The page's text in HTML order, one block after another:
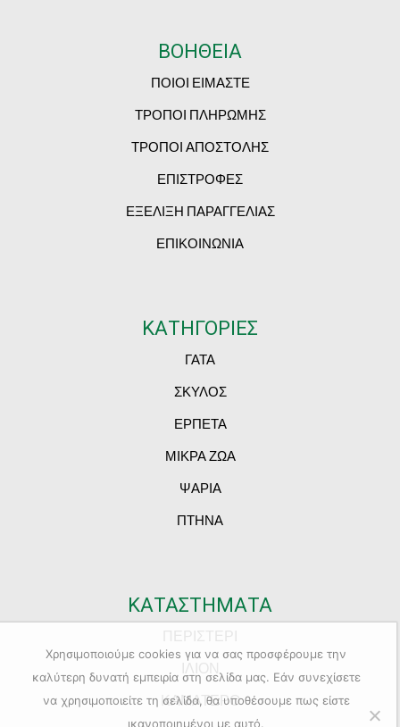
ΒΟΗΘΕΙΑ
ΠΟΙΟΙ ΕΙΜΑΣΤΕ
ΤΡΟΠΟΙ ΠΛΗΡΩΜΗΣ
ΤΡΟΠΟΙ ΑΠΟΣΤΟΛΗΣ
ΕΠΙΣΤΡΟΦΕΣ
ΕΞΕΛΙΞΗ ΠΑΡΑΓΓΕΛΙΑΣ
ΕΠΙΚΟΙΝΩΝΙΑ
ΚΑΤΗΓΟΡΙΕΣ
ΓΑΤΑ
ΣΚΥΛΟΣ
ΕΡΠΕΤΑ
ΜΙΚΡΑ ΖΩΑ
ΨΑΡΙΑ
ΠΤΗΝΑ
ΚΑΤΑΣΤΗΜΑΤΑ
ΚΑΜΑΤΕΡΟ
Χρησιμοποιούμε cookies για να σας προσφέρουμε την
καλύτερη δυνατή εμπειρία στη σελίδα μας. Εάν συνεχίσετε
να χρησιμοποιείτε τη σελίδα, θα υποθέσουμε πως είστε
ικανοποιημένοι με αυτό.